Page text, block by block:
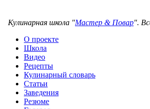
Кулинарная школа "Мастер & Повар".
О проекте
Школа
Видео
Рецепты
Кулинарный словарь
Статьи
Заведения
Резюме